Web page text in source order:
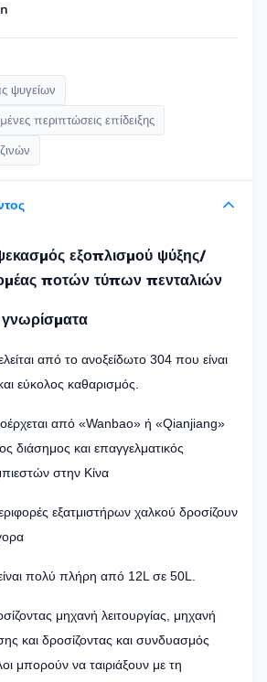
ψυγείων
περιπτώσεις επίδειξης
εξοπλισμού ψύξης/
ποτών τύπων πενταλιών
γνωρίσματα
από το ανοξείδωτο 304 που είναι
εύκολος καθαρισμός.
από «Wanbao» ή «Qianjiang»
διάσημος και επαγγελματικός
στην Κίνα
εξατμιστήρων χαλκού δροσίζουν
πολύ πλήρη από 12L σε 50L.
μηχανή λειτουργίας, μηχανή
και δροσίζοντας και συνδυασμός
μπορούν να ταιριάξουν με τη